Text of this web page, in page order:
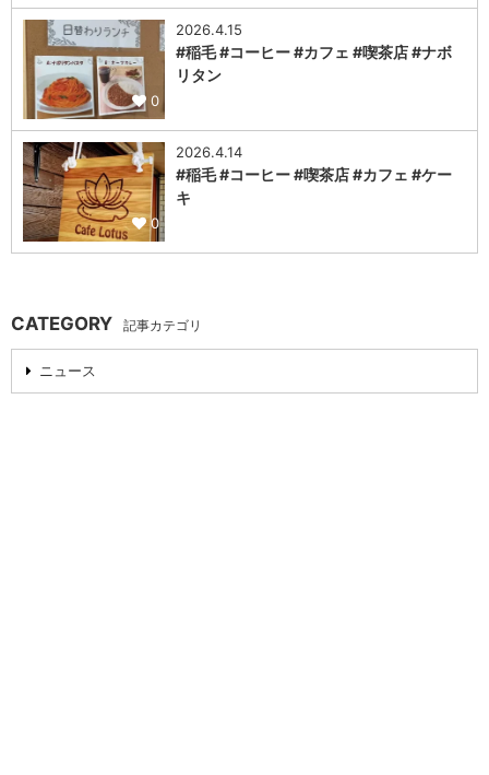
0
2026.4.15
#稲毛 #コーヒー #カフェ #喫茶店 #ナボ
リタン
0
2026.4.14
#稲毛 #コーヒー #喫茶店 #カフェ #ケー
キ
CATEGORY 記事カテゴリ
ニュース